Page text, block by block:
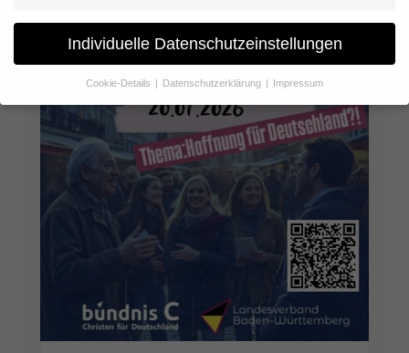
Individuelle Datenschutzeinstellungen
Cookie-Details Datenschutzerklärung Impressum
Datenschutzeinstellungen
Wenn Sie unter 16 Jahre alt sind und Ihre Zustimmung zu
freiwilligen Diensten geben möchten, müssen Sie Ihre
Erziehungsberechtigten um Erlaubnis bitten.
Wir verwenden Cookies und andere Technologien auf unserer
Website. Einige von ihnen sind essenziell, während andere uns
helfen, diese Website und Ihre Erfahrung zu verbessern.
Personenbezogene Daten können verarbeitet werden (z. B. IP-
Adressen), z. B. für personalisierte Anzeigen und Inhalte oder
Weitere Informationen über die
Verwendung Ihrer Daten finden Sie in unserer
Datenschutzerklärung.
Hier finden Sie eine Übersicht über alle verwendeten Cookies. Sie
können Ihre Einwilligung zu ganzen Kategorien geben oder sich